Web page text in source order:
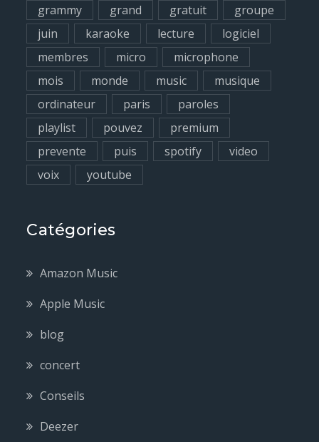
grammy
grand gratuit
groupe
juin
karaoke lecture
logiciel
membres
micro
microphone
mois
monde music
musique
ordinateur
paris
paroles
playlist
pouvez
premium
prevente
puis spotify
video
voix
youtube
Catégories
Amazon Music
Apple Music
blog
concert
Conseils
Deezer